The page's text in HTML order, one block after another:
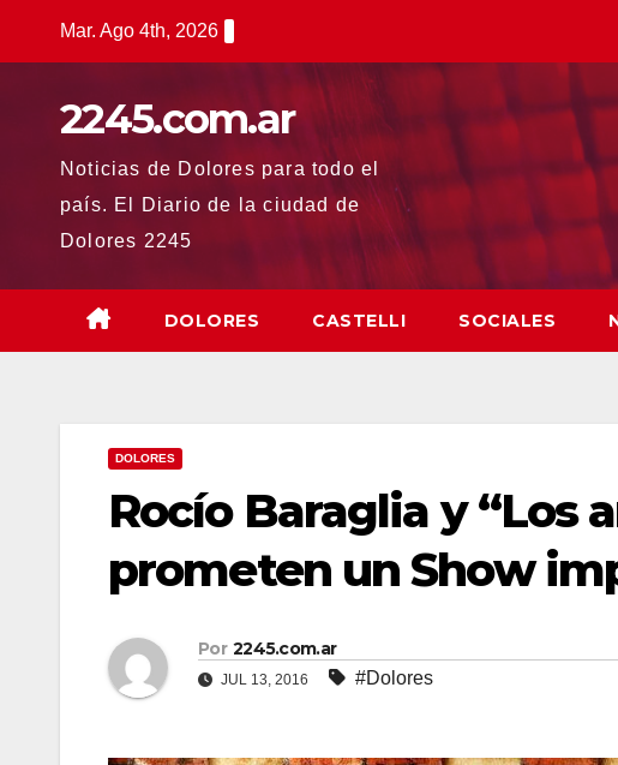
Mar. Ago 4th, 2026
2245.com.ar
Noticias de Dolores para todo el
país. El Diario de la ciudad de
Dolores 2245
DOLORES CASTELLI SOCIALES
DOLORES
Rocío Baraglia y “Los
prometen un Show
Por 2245.com.ar
JUL 13, 2016 #Dolores